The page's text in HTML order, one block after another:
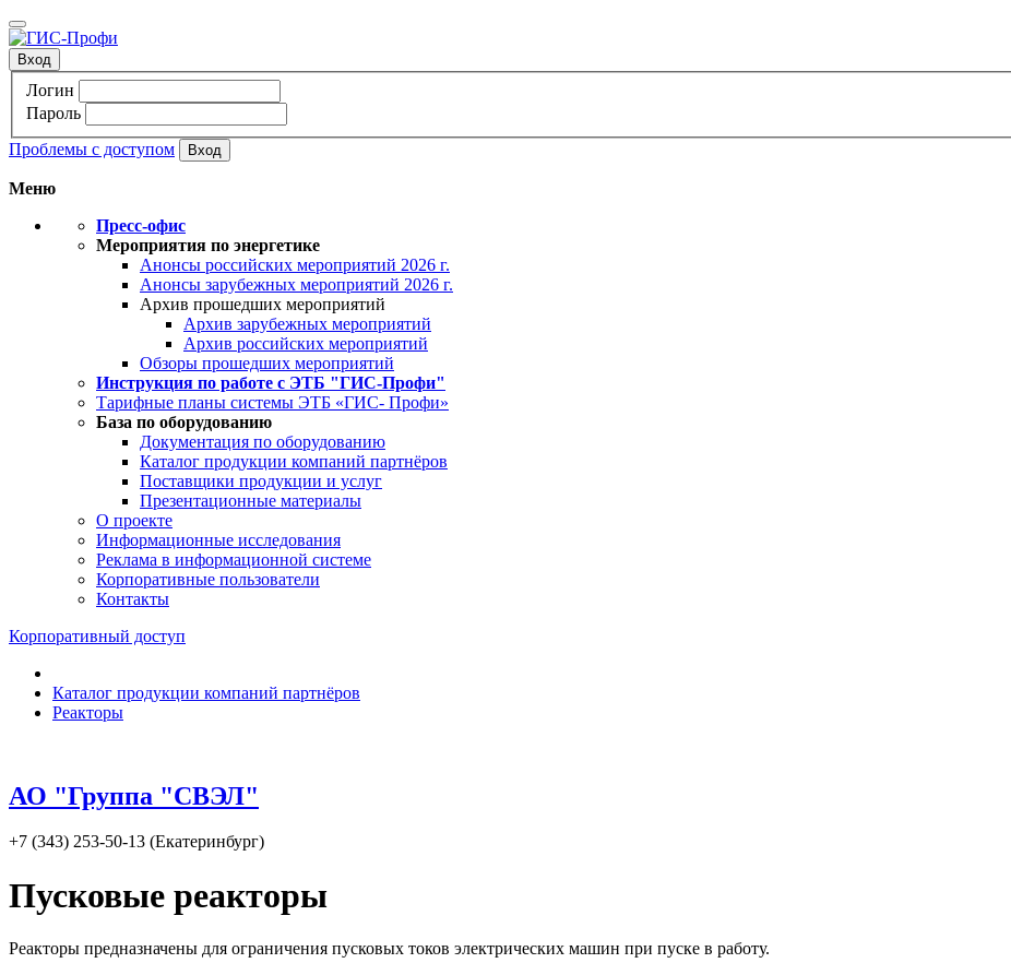
Вход
Логин
Пароль
Проблемы с доступом
Меню
Пресс-офис
Мероприятия по энергетике
Анонсы российских мероприятий 2026 г.
Анонсы зарубежных мероприятий 2026 г.
Архив прошедших мероприятий
Архив зарубежных мероприятий
Архив российских мероприятий
Обзоры прошедших мероприятий
Инструкция по работе с ЭТБ "ГИС-Профи"
Тарифные планы системы ЭТБ «ГИС- Профи»
База по оборудованию
Документация по оборудованию
Каталог продукции компаний партнёров
Поставщики продукции и услуг
Презентационные материалы
О проекте
Информационные исследования
Реклама в информационной системе
Корпоративные пользователи
Контакты
Корпоративный доступ
Каталог продукции компаний партнёров
Реакторы
АО "Группа "СВЭЛ"
+7 (343) 253-50-13 (Екатеринбург)
Пусковые реакторы
Реакторы предназначены для ограничения пусковых токов электрических машин при пуске в работу.